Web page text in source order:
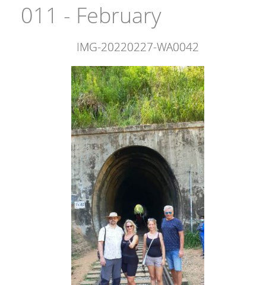
011 - February
IMG-20220227-WA0042